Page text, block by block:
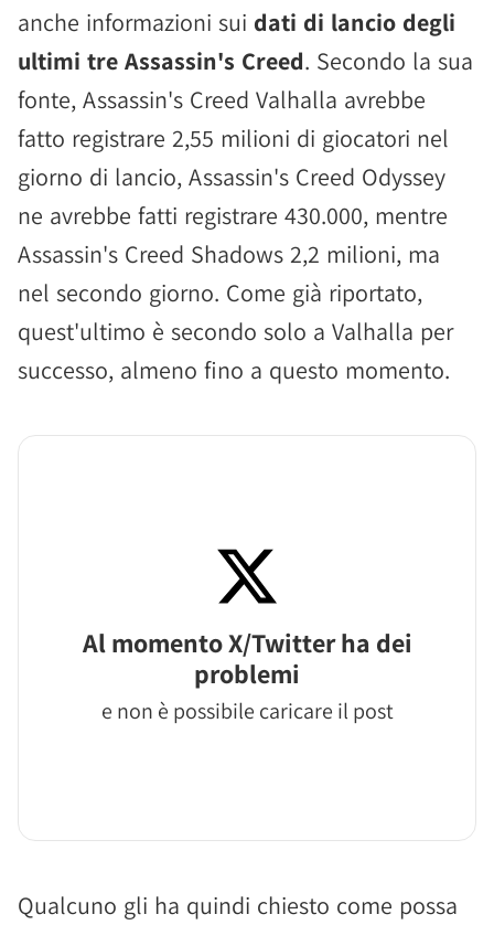
anche informazioni sui dati di lancio degli
ultimi tre Assassin's Creed. Secondo la sua
fonte, Assassin's Creed Valhalla avrebbe
fatto registrare 2,55 milioni di giocatori nel
giorno di lancio, Assassin's Creed Odyssey
ne avrebbe fatti registrare 430.000, mentre
Assassin's Creed Shadows 2,2 milioni, ma
nel secondo giorno. Come già riportato,
quest'ultimo è secondo solo a Valhalla per
successo, almeno fino a questo momento.
Al momento X/Twitter ha dei
problemi
e non è possibile caricare il post
Qualcuno gli ha quindi chiesto come possa